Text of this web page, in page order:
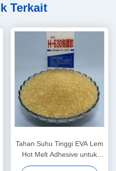
Terkait
Tahan Suhu Tinggi EVA Lem
Hot Melt Adhesive untuk
Edgebanding Furniture